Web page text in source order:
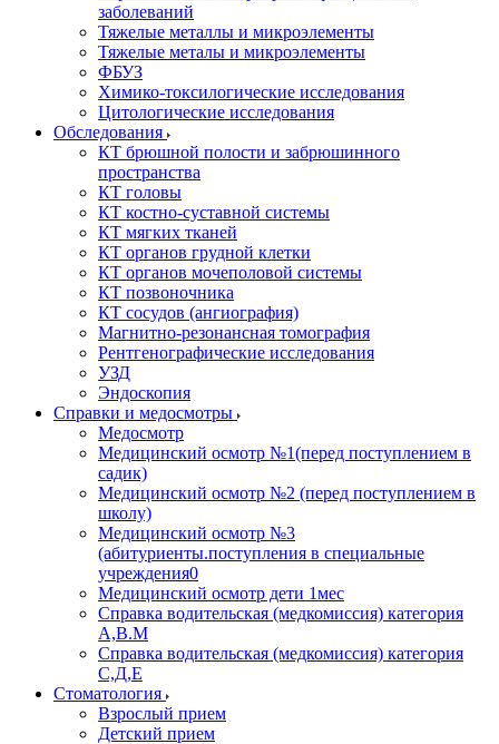
заболеваний
Тяжелые металлы и микроэлементы
Тяжелые металы и микроэлементы
ФБУЗ
Химико-токсилогические исследования
Цитологические исследования
Обследования
КТ брюшной полости и забрюшинного
пространства
КТ головы
КТ костно-суставной системы
КТ мягких тканей
КТ органов грудной клетки
КТ органов мочеполовой системы
КТ позвоночника
КТ сосудов (ангиография)
Магнитно-резонансная томография
Рентгенографические исследования
УЗД
Эндоскопия
Справки и медосмотры
Медосмотр
Медицинский осмотр №1(перед поступлением в
садик)
Медицинский осмотр №2 (перед поступлением в
школу)
Медицинский осмотр №3
(абитуриенты.поступления в специальные
учреждения0
Медицинский осмотр дети 1мес
Справка водительская (медкомиссия) категория
А,В.М
Справка водительская (медкомиссия) категория
С,Д,Е
Стоматология
Взрослый прием
Детский прием